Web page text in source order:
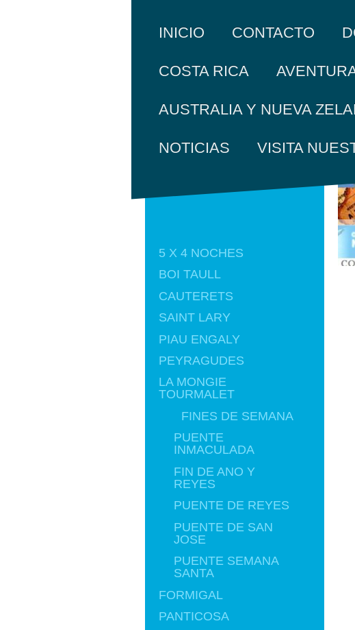
INICIO CONTACTO
COSTA RICA
AUSTRALIA Y NUEVA
NOTICIAS VISITA
5 X 4 NOCHES
BOI TAULL
CAUTERETS
SAINT LARY
PIAU ENGALY
PEYRAGUDES
LA MONGIE
TOURMALET
FINES DE SEMANA
PUENTE
INMACULADA
FIN DE ANO Y
REYES
PUENTE DE REYES
PUENTE DE SAN
JOSE
PUENTE SEMANA
SANTA
FORMIGAL
PANTICOSA